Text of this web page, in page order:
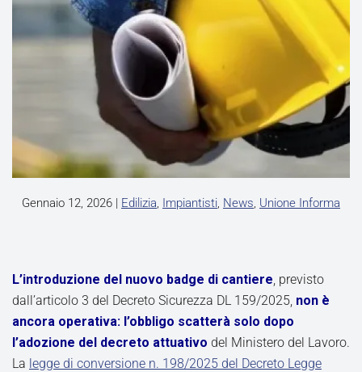
Gennaio 12, 2026 | Edilizia, Impiantisti, News, Unione Informa
L’introduzione del nuovo badge di cantiere, previsto
dall’articolo 3 del Decreto Sicurezza DL 159/2025, non è
ancora operativa: l’obbligo scatterà solo dopo
l’adozione del decreto attuativo del Ministero del Lavoro.
La legge di conversione n. 198/2025 del Decreto Legge